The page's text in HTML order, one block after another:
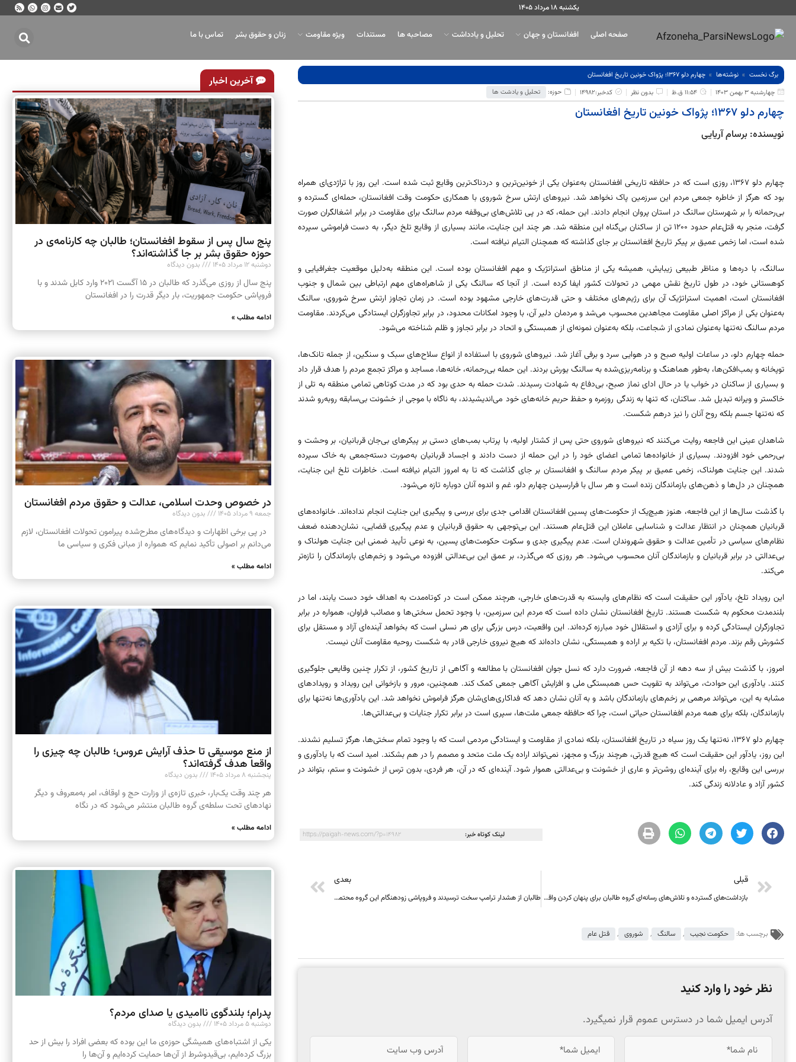
یکشنبه ۱۸ مرداد ۱۴۰۵
صفحه اصلی افغانستان و جهان تحلیل و یادداشت مصاحبه ها مستندات ویژه مقاومت زنان و حقوق بشر تماس با ما
برگ نخست نوشته‌ها
چهارم دلو ۱۳۶۷؛ پژواک خونین تاریخ افغانستان
چهارشنبه 3 بهمن 1403
11:54 ق.ظ بدون نظر کدخبر:14982 حوزه: تحلیل و یادشت ها
چهارم دلو ۱۳۶۷؛ پژواک خونین تاریخ افغانستان
نویسنده: برسام آریایی
چهارم دلو ۱۳۶۷، روزی است که در حافظه تاریخی افغانستان به‌عنوان یکی از خونین‌ترین و دردناک‌ترین وقایع ثبت شده است. این روز با تراژدی‌ای همراه
بود که هرگز از خاطره جمعی مردم این سرزمین پاک نخواهد شد. نیروهای ارتش سرخ شوروی با همکاری حکومت وقت افغانستان، حمله‌ای گسترده و
بی‌رحمانه را بر شهرستان سالنگ در استان پروان انجام دادند. این حمله، که در پی تلاش‌های بی‌وقفه مردم سالنگ برای مقاومت در برابر اشغالگران صورت
گرفت، منجر به قتل‌عام حدود ۱۲۰۰ تن از ساکنان بی‌گناه این منطقه شد. هر چند این جنایت، مانند بسیاری از وقایع تلخ دیگر، به دست فراموشی سپرده
شده است، اما زخمی عمیق بر پیکر تاریخ افغانستان بر جای گذاشته که همچنان التیام نیافته است.
سالنگ، با دره‌ها و مناظر طبیعی زیبایش، همیشه یکی از مناطق استراتژیک و مهم افغانستان بوده است. این منطقه به‌دلیل موقعیت جغرافیایی و
کوهستانی خود، در طول تاریخ نقش مهمی در تحولات کشور ایفا کرده است. از آنجا که سالنگ یکی از شاهراه‌های مهم ارتباطی بین شمال و جنوب
افغانستان است، اهمیت استراتژیک آن برای رژیم‌های مختلف و حتی قدرت‌های خارجی مشهود بوده است. در زمان تجاوز ارتش سرخ شوروی، سالنگ
به‌عنوان یکی از مراکز اصلی مقاومت مجاهدین محسوب می‌شد و مردمان دلیر آن، با وجود امکانات محدود، در برابر تجاوزگران ایستادگی می‌کردند. مقاومت
مردم سالنگ نه‌تنها به‌عنوان نمادی از شجاعت، بلکه به‌عنوان نمونه‌ای از همبستگی و اتحاد در برابر تجاوز و ظلم شناخته می‌شود.
حمله چهارم دلو، در ساعات اولیه صبح و در هوایی سرد و برفی آغاز شد. نیروهای شوروی با استفاده از انواع سلاح‌های سبک و سنگین، از جمله تانک‌ها،
توپخانه و بمب‌افکن‌ها، به‌طور هماهنگ و برنامه‌ریزی‌شده به سالنگ یورش بردند. این حمله بی‌رحمانه، خانه‌ها، مساجد و مراکز تجمع مردم را هدف قرار داد
و بسیاری از ساکنان در خواب یا در حال ادای نماز صبح، بی‌دفاع به شهادت رسیدند. شدت حمله به حدی بود که در مدت کوتاهی تمامی منطقه به تلی از
خاکستر و ویرانه تبدیل شد. ساکنان، که تنها به زندگی روزمره و حفظ حریم خانه‌های خود می‌اندیشیدند، به ناگاه با موجی از خشونت بی‌سابقه روبه‌رو شدند
که نه‌تنها جسم بلکه روح آنان را نیز درهم شکست.
شاهدان عینی این فاجعه روایت می‌کنند که نیروهای شوروی حتی پس از کشتار اولیه، با پرتاب بمب‌های دستی بر پیکرهای بی‌جان قربانیان، بر وحشت و
بی‌رحمی خود افزودند. بسیاری از خانواده‌ها تمامی اعضای خود را در این حمله از دست دادند و اجساد قربانیان به‌صورت دسته‌جمعی به خاک سپرده
شدند. این جنایت هولناک، زخمی عمیق بر پیکر مردم سالنگ و افغانستان بر جای گذاشت که تا به امروز التیام نیافته است. خاطرات تلخ این جنایت،
همچنان در دل‌ها و ذهن‌های بازماندگان زنده است و هر سال با فرارسیدن چهارم دلو، غم و اندوه آنان دوباره تازه می‌شود.
با گذشت سال‌ها از این فاجعه، هنوز هیچ‌یک از حکومت‌های پسین افغانستان اقدامی جدی برای بررسی و پیگیری این جنایت انجام نداده‌اند. خانواده‌های
قربانیان همچنان در انتظار عدالت و شناسایی عاملان این قتل‌عام هستند. این بی‌توجهی به حقوق قربانیان و عدم پیگیری قضایی، نشان‌دهنده ضعف
نظام‌های سیاسی در تأمین عدالت و حقوق شهروندان است. عدم پیگیری جدی و سکوت حکومت‌های پسین، به نوعی تأیید ضمنی این جنایت هولناک و
بی‌عدالتی در برابر قربانیان و بازماندگان آنان محسوب می‌شود. هر روزی که می‌گذرد، بر عمق این بی‌عدالتی افزوده می‌شود و زخم‌های بازماندگان را تازه‌تر
می‌کند.
این رویداد تلخ، یادآور این حقیقت است که نظام‌های وابسته به قدرت‌های خارجی، هرچند ممکن است در کوتاه‌مدت به اهداف خود دست یابند، اما در
بلندمدت محکوم به شکست هستند. تاریخ افغانستان نشان داده است که مردم این سرزمین، با وجود تحمل سختی‌ها و مصائب فراوان، همواره در برابر
تجاوزگران ایستادگی کرده و برای آزادی و استقلال خود مبارزه کرده‌اند. این واقعیت، درس بزرگی برای هر نسلی است که بخواهد آینده‌ای آزاد و مستقل برای
کشورش رقم بزند. مردم افغانستان، با تکیه بر اراده و همبستگی، نشان داده‌اند که هیچ نیروی خارجی قادر به شکست روحیه مقاومت آنان نیست.
امروز، با گذشت بیش از سه دهه از آن فاجعه، ضرورت دارد که نسل جوان افغانستان با مطالعه و آگاهی از تاریخ کشور، از تکرار چنین وقایعی جلوگیری
کنند. یادآوری این حوادث، می‌تواند به تقویت حس همبستگی ملی و افزایش آگاهی جمعی کمک کند. همچنین، مرور و بازخوانی این رویداد و رویدادهای
مشابه به این، می‌تواند مرهمی بر زخم‌های بازماندگان باشد و به آنان نشان دهد که فداکاری‌های‌شان هرگز فراموش نخواهد شد. این یادآوری‌ها نه‌تنها برای
بازماندگان، بلکه برای همه مردم افغانستان حیاتی است، چرا که حافظه جمعی ملت‌ها، سپری است در برابر تکرار جنایات و بی‌عدالتی‌ها.
چهارم دلو ۱۳۶۷، نه‌تنها یک روز سیاه در تاریخ افغانستان، بلکه نمادی از مقاومت و ایستادگی مردمی است که با وجود تمام سختی‌ها، هرگز تسلیم نشدند.
این روز، یادآور این حقیقت است که هیچ قدرتی، هرچند بزرگ و مجهز، نمی‌تواند اراده یک ملت متحد و مصمم را در هم بشکند. امید است که با یادآوری و
بررسی این وقایع، راه برای آینده‌ای روشن‌تر و عاری از خشونت و بی‌عدالتی هموار شود. آینده‌ای که در آن، هر فردی، بدون ترس از خشونت و ستم، بتواند در
کشور آزاد و عادلانه زندگی کند.
لینک کوتاه خبر: https://paigah-news.com/?p=14982
قبلی
بازداشت‌های گسترده و تلاش‌های رسانه‌ای گروه طالبان برای پنهان کردن واقعیت در پنجشیر
بعدی
طالبان از هشدار ترامپ سخت ترسیدند و فروپاشی زودهنگام این گروه محتمل است
برچسب ها: حکومت نجیب , سالنگ , شوروی , قتل عام
نظر خود را وارد کنید
آدرس ایمیل شما در دسترس عموم قرار نمیگیرد.
آخرین اخبار
پنج سال پس از سقوط افغانستان؛ طالبان چه کارنامه‌ی در
حوزه حقوق بشر بر جا گذاشته‌اند؟
دوشنبه ۱۲ مرداد ۱۴۰۵ بدون دیدگاه
پنج سال از روزی می‌گذرد که طالبان در ۱۵ آگست ۲۰۲۱ وارد کابل شدند و با
فروپاشی حکومت جمهوریت، بار دیگر قدرت را در افغانستان
ادامه مطلب »
در خصوص وحدت اسلامی، عدالت و حقوق مردم افغانستان
جمعه ۹ مرداد ۱۴۰۵ بدون دیدگاه
در پی برخی اظهارات و دیدگاه‌های مطرح‌شده پیرامون تحولات افغانستان، لازم
می‌دانم بر اصولی تأکید نمایم که همواره از مبانی فکری و سیاسی ما
ادامه مطلب »
از منع موسیقی تا حذف آرایش عروس؛ طالبان چه چیزی را
واقعا هدف گرفته‌اند؟
پنجشنبه ۸ مرداد ۱۴۰۵ بدون دیدگاه
هر چند وقت یک‌بار، خبری تازه‌ی از وزارت حج و اوقاف، امر به‌معروف و دیگر
نهادهای تحت سلطه‌ی گروه طالبان منتشر می‌شود که در نگاه
ادامه مطلب »
پدرام؛ بلندگوی ناامیدی یا صدای مردم؟
دوشنبه ۵ مرداد ۱۴۰۵ بدون دیدگاه
یکی از اشتباه‌های همیشگی حوزه‌ی ما این بوده که بعضی افراد را بیش از حد
بزرگ کرده‌ایم، بی‌قیدوشرط از آن‌ها حمایت کرده‌ایم و آن‌ها را